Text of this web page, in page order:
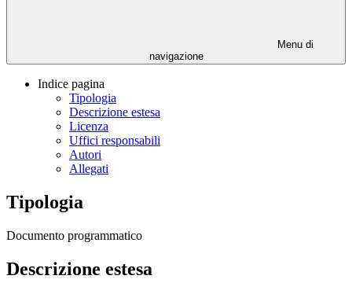
Menu di
navigazione
Indice pagina
Tipologia
Descrizione estesa
Licenza
Uffici responsabili
Autori
Allegati
Tipologia
Documento programmatico
Descrizione estesa